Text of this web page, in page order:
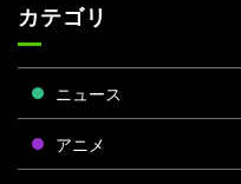
カテゴリ
ニュース
アニメ